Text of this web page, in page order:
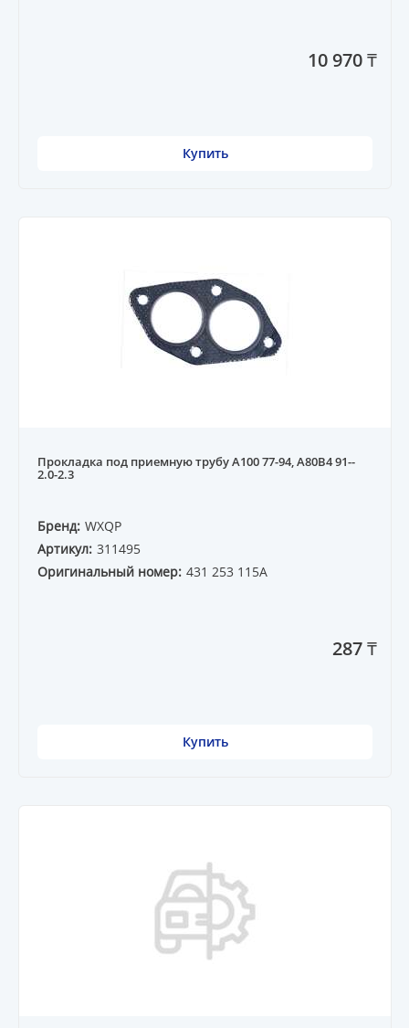
10 970 ₸
Купить
Прокладка под приемную трубу A100 77-94, A80B4 91--
2.0-2.3
Бренд: WXQP
Артикул: 311495
Оригинальный номер: 431 253 115A
287 ₸
Купить